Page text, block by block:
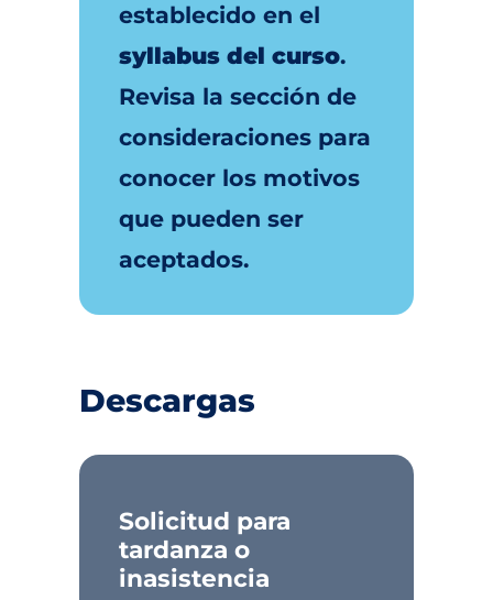
establecido en el
syllabus del curso.
Revisa la sección de
consideraciones para
conocer los motivos
que pueden ser
aceptados.
Descargas
Solicitud para
tardanza o
inasistencia